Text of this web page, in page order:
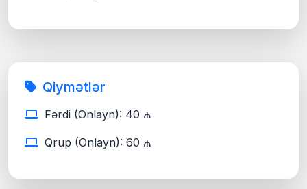
Qiymətlər
Fərdi (Onlayn): 40 ₼
Qrup (Onlayn): 60 ₼